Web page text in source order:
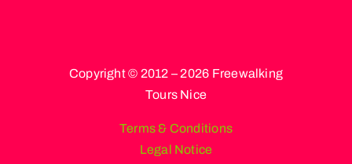
Copyright © 2012 – 2026 Freewalking
Tours Nice
Terms & Conditions
Legal Notice